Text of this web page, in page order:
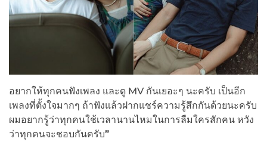
อยากให้ทุกคนฟังเพลง และดู MV กันเยอะๆ นะครับ เป็นอีก
เพลงที่ตั้งใจมากๆ ถ้าฟังแล้วฝากแชร์ความรู้สึกกันด้วยนะครับ
ผมอยากรู้ว่าทุกคนใช้เวลานานไหมในการลืมใครสักคน หวัง
ว่าทุกคนจะชอบกันครับ”